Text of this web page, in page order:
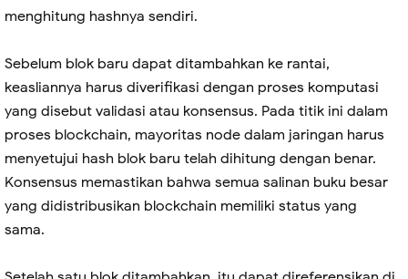
menghitung hashnya sendiri.
Sebelum blok baru dapat ditambahkan ke rantai,
keasliannya harus diverifikasi dengan proses komputasi
yang disebut validasi atau konsensus. Pada titik ini dalam
proses blockchain, mayoritas node dalam jaringan harus
menyetujui hash blok baru telah dihitung dengan benar.
Konsensus memastikan bahwa semua salinan buku besar
yang didistribusikan blockchain memiliki status yang
sama.